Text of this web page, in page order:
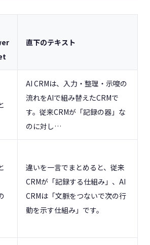
直下のテキスト
AI CRMは、入力・整理・示唆の
流れをAIで組み替えたCRMで
す。従来CRMが「記録の器」な
のに対し…
違いを一言でまとめると、従来
CRMが「記録する仕組み」、AI
CRMは「文脈をつないで次の行
動を示す仕組み」です。